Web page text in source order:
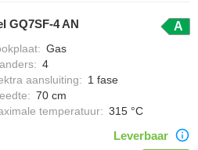
GQ7SF-4 AN A
: Gas
: 4
aansluiting: 1 fase
: 70 cm
temperatuur: 315 °C
Leverbaar